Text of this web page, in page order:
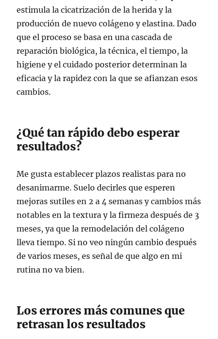
estimula la cicatrización de la herida y la
producción de nuevo colágeno y elastina. Dado
que el proceso se basa en una cascada de
reparación biológica, la técnica, el tiempo, la
higiene y el cuidado posterior determinan la
eficacia y la rapidez con la que se afianzan esos
cambios.
¿Qué tan rápido debo esperar
resultados?
Me gusta establecer plazos realistas para no
desanimarme. Suelo decirles que esperen
mejoras sutiles en 2 a 4 semanas y cambios más
notables en la textura y la firmeza después de 3
meses, ya que la remodelación del colágeno
lleva tiempo. Si no veo ningún cambio después
de varios meses, es señal de que algo en mi
rutina no va bien.
Los errores más comunes que
retrasan los resultados